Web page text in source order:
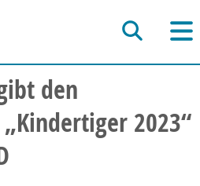
den
2023“